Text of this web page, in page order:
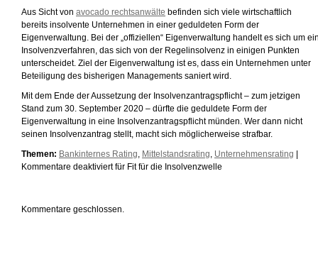
Aus Sicht von avocado rechtsanwälte befinden sich viele wirtschaftlich
bereits insolvente Unternehmen in einer geduldeten Form der
Eigenverwaltung. Bei der „offiziellen“ Eigenverwaltung handelt es sich um
Insolvenzverfahren, das sich von der Regelinsolvenz in einigen Punkten
unterscheidet. Ziel der Eigenverwaltung ist es, dass ein Unternehmen unter
Beteiligung des bisherigen Managements saniert wird.
Mit dem Ende der Aussetzung der Insolvenzantragspflicht – zum jetzigen
Stand zum 30. September 2020 – dürfte die geduldete Form der
Eigenverwaltung in eine Insolvenzantragspflicht münden. Wer dann nicht
seinen Insolvenzantrag stellt, macht sich möglicherweise strafbar.
Themen: Bankinternes Rating Mittelstandsrating Unternehmensrating
Kommentare deaktiviertfür Fit für die Insolvenzwelle
Kommentare geschlossen.